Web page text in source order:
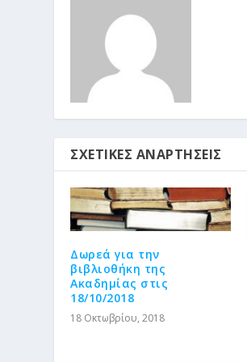
ΣΧΕΤΙΚΈΣ ΑΝΑΡΤΉΣΕΙΣ
Δωρεά για την
βιβλιοθήκη της
Ακαδημίας στις
18/10/2018
18 Οκτωβρίου, 2018